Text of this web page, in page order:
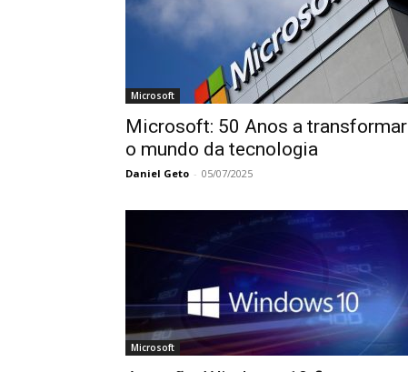
Microsoft
Microsoft: 50 Anos a transformar
o mundo da tecnologia
Daniel Geto - 05/07/2025
Microsoft